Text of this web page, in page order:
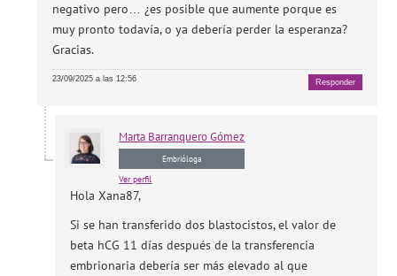
negativo pero… ¿es posible que aumente porque es
muy pronto todavía, o ya debería perder la esperanza?
Gracias.
23/09/2025 a las 12:56 Responder
Marta Barranquero Gómez
Embrióloga
Ver perfil
Hola Xana87,
Si se han transferido dos blastocistos, el valor de
beta hCG 11 días después de la transferencia
embrionaria debería ser más elevado al que